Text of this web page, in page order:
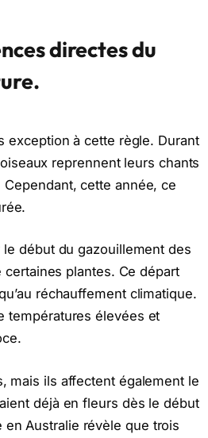
directes du
exception à cette règle. Durant
reprennent leurs chants
cette année, ce
début du gazouillement des
plantes. Ce départ
réchauffement climatique.
températures élevées et
mais ils affectent également le
déjà en fleurs dès le début
Australie révèle que trois